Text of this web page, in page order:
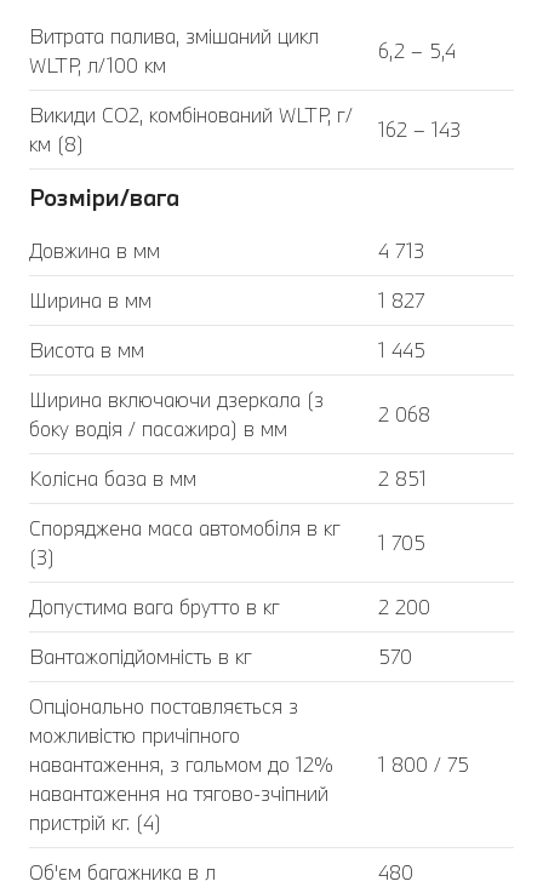
Витрата палива, змішаний цикл
WLTP, л/100 км
6,2 – 5,4
Викиди CO2, комбінований WLTP, г/
км (8)
162 – 143
Розміри/вага
Довжина в мм
4 713
Ширина в мм
1 827
Висота в мм
1 445
Ширина включаючи дзеркала (з
боку водія / пасажира) в мм
2 068
Колісна база в мм
2 851
Споряджена маса автомобіля в кг
(3)
1 705
Допустима вага брутто в кг
2 200
Вантажопідйомність в кг
570
Опціонально поставляється з
можливістю причіпного
навантаження, з гальмом до 12%
навантаження на тягово-зчіпний
пристрій кг. (4)
1 800 / 75
Об'єм багажника в л 480